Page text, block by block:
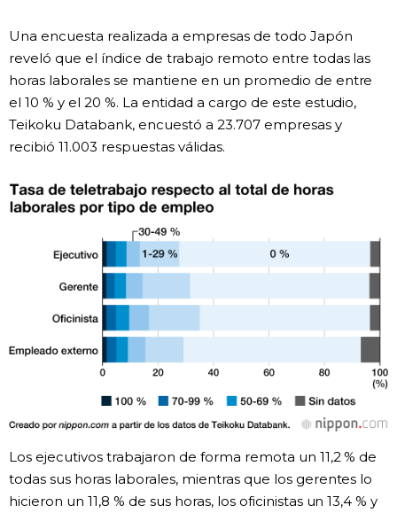
Fragmentos de Japón
Gente
Blog
Tokio
Avisos
Una encuesta realizada a empresas de todo Japón
reveló que el índice de trabajo remoto entre todas las
horas laborales se mantiene en un promedio de entre
el 10 % y el 20 %. La entidad a cargo de este estudio,
Teikoku Databank, encuestó a 23.707 empresas y
recibió 11.003 respuestas válidas.
Los ejecutivos trabajaron de forma remota un 11,2 % de
todas sus horas laborales, mientras que los gerentes lo
hicieron un 11,8 % de sus horas, los oficinistas un 13,4 % y